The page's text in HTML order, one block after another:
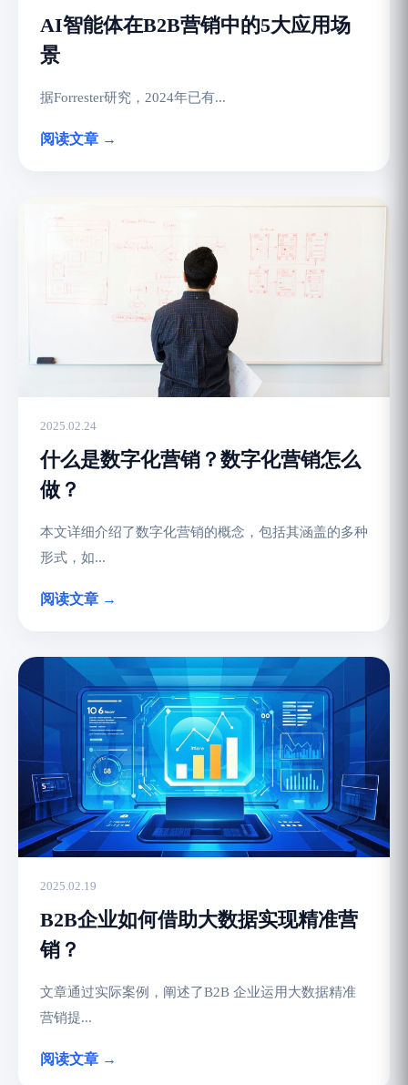
AI智能体在B2B营销中的5大应用场
景
据Forrester研究，2024年已有...
阅读文章 →
2025.02.24
什么是数字化营销？数字化营销怎么
做？
本文详细介绍了数字化营销的概念，包括其涵盖的多种
形式，如...
阅读文章 →
2025.02.19
B2B企业如何借助大数据实现精准营
销？
文章通过实际案例，阐述了B2B 企业运用大数据精准
营销提...
阅读文章 →